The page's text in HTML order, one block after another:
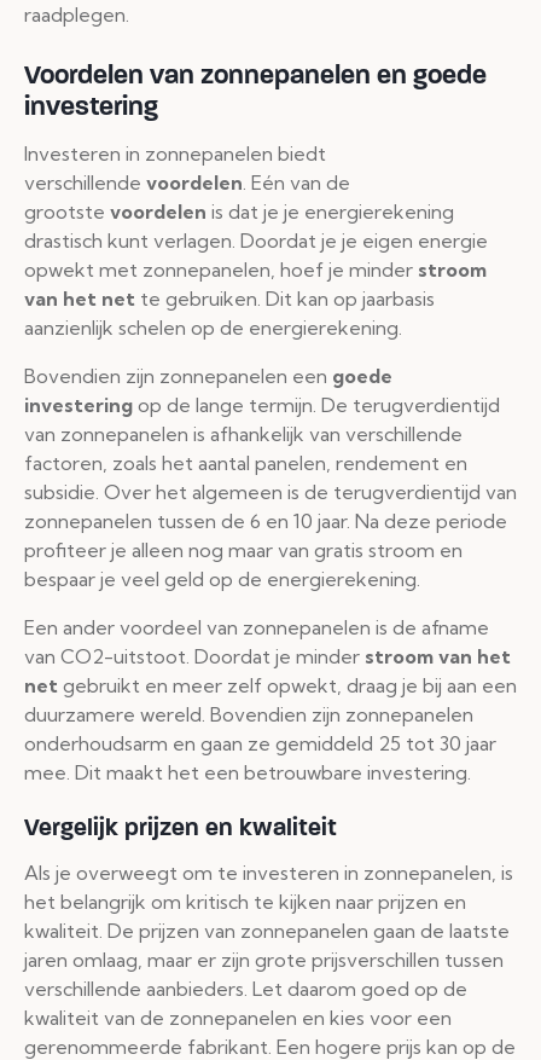
raadplegen.
Voordelen van zonnepanelen en goede
investering
Investeren in zonnepanelen biedt
verschillende voordelen . Eén van de
grootste voordelen is dat je je energierekening
drastisch kunt verlagen. Doordat je je eigen energie
opwekt met zonnepanelen, hoef je minder stroom
van het net te gebruiken. Dit kan op jaarbasis
aanzienlijk schelen op de energierekening.
Bovendien zijn zonnepanelen een goede
investering op de lange termijn. De terugverdientijd
van zonnepanelen is afhankelijk van verschillende
factoren, zoals het aantal panelen, rendement en
subsidie. Over het algemeen is de terugverdientijd van
zonnepanelen tussen de 6 en 10 jaar. Na deze periode
profiteer je alleen nog maar van gratis stroom en
bespaar je veel geld op de energierekening.
Een ander voordeel van zonnepanelen is de afname
van CO2-uitstoot. Doordat je minder stroom van het
net gebruikt en meer zelf opwekt, draag je bij aan een
duurzamere wereld. Bovendien zijn zonnepanelen
onderhoudsarm en gaan ze gemiddeld 25 tot 30 jaar
mee. Dit maakt het een betrouwbare investering.
Vergelijk prijzen en kwaliteit
Als je overweegt om te investeren in zonnepanelen, is
het belangrijk om kritisch te kijken naar prijzen en
kwaliteit. De prijzen van zonnepanelen gaan de laatste
jaren omlaag, maar er zijn grote prijsverschillen tussen
verschillende aanbieders. Let daarom goed op de
kwaliteit van de zonnepanelen en kies voor een
gerenommeerde fabrikant. Een hogere prijs kan op de